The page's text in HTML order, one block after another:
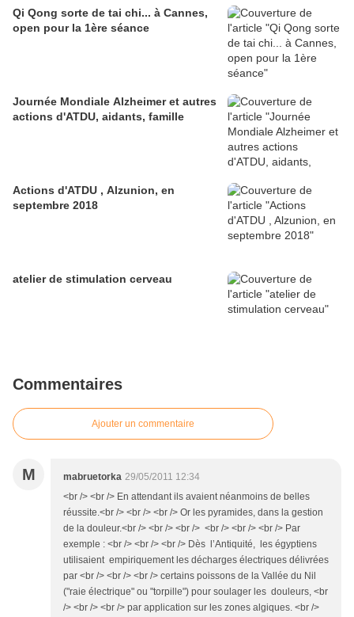
Qi Qong sorte de tai chi... à Cannes,
open pour la 1ère séance
Journée Mondiale Alzheimer et autres
actions d'ATDU, aidants, famille
Actions d'ATDU , Alzunion, en
septembre 2018
atelier de stimulation cerveau
Commentaires
Ajouter un commentaire
M mabruetorka 29/05/2011 12:34
<br /> <br /> En attendant ils avaient néanmoins de belles
réussite.<br /> <br /> <br /> Or les pyramides, dans la gestion
de la douleur.<br /> <br /> <br /> <br /> <br /> <br /> Par
exemple : <br /> <br /> <br /> Dès l’Antiquité, les égyptiens
utilisaient empiriquement les décharges électriques délivrées
par <br /> <br /> <br /> certains poissons de la Vallée du Nil
("raie électrique" ou "torpille") pour soulager les douleurs, <br
/> <br /> <br /> par application sur les zones algiques. <br />